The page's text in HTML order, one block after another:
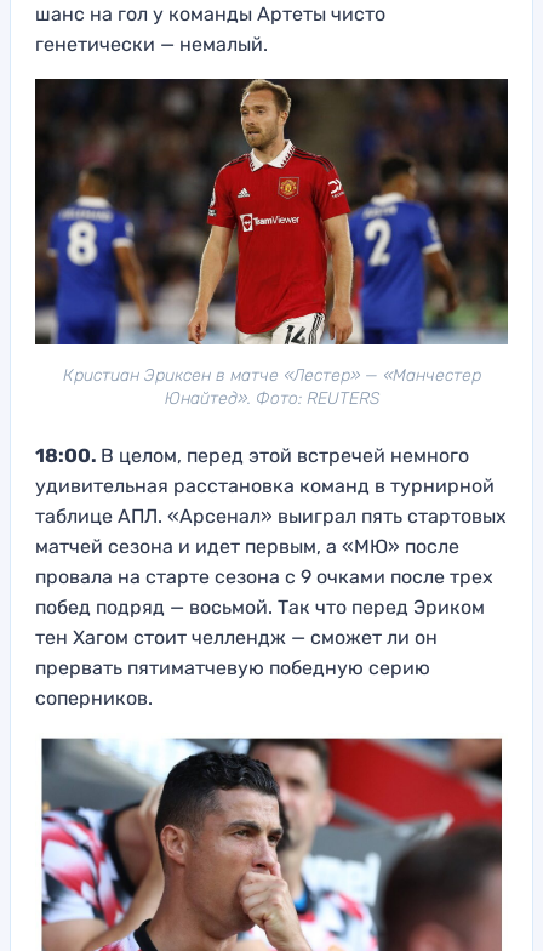
шанс на гол у команды Артеты чисто
генетически — немалый.
Кристиан Эриксен в матче «Лестер» — «Манчестер
Юнайтед». Фото: REUTERS
18:00. В целом, перед этой встречей немного
удивительная расстановка команд в турнирной
таблице АПЛ. «Арсенал» выиграл пять стартовых
матчей сезона и идет первым, а «МЮ» после
провала на старте сезона с 9 очками после трех
побед подряд — восьмой. Так что перед Эриком
тен Хагом стоит челлендж — сможет ли он
прервать пятиматчевую победную серию
соперников.